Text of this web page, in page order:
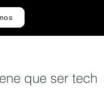
que ser tech